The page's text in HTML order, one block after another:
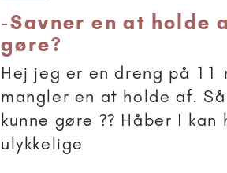
-Savner en at holde
gøre?
Hej jeg er en dreng på
mangler en at holde af.
kunne gøre ?? Håber I
ulykkelige